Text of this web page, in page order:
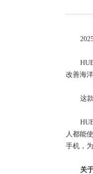
改善海
这
人都能
手机，
关